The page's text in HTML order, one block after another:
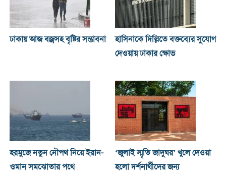
ঢাকায় আজ বজ্রসহ বৃষ্টির সম্ভাবনা
হাসিনাকে দিল্লিতে বক্তব্যের সুযোগ
দেওয়ায় ঢাকার ক্ষোভ
হরমুজে নতুন নৌপথ নিয়ে ইরান-
ওমান সমঝোতার পথে
‘জুলাই স্মৃতি জাদুঘর’ খুলে দেওয়া
হলো দর্শনার্থীদের জন্য